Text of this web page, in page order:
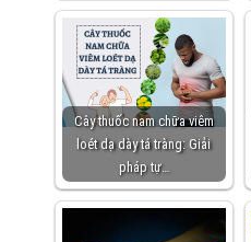
Cây thuốc nam chữa viêm
loét dạ dày tá tràng: Giải
pháp tự…